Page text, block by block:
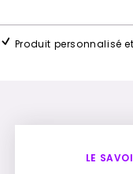
Produit personnalisé
LE